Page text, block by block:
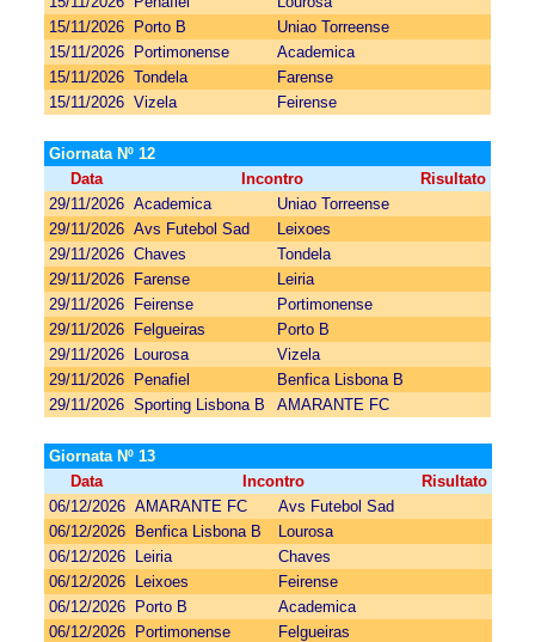
15/11/2026 Porto B
Uniao Torreense
15/11/2026 Portimonense
Academica
15/11/2026 Tondela
Farense
15/11/2026 Vizela Feirense
Giornata Nº 12
Data
Incontro
Risultato
29/11/2026 Academica
Uniao Torreense
29/11/2026 Avs Futebol Sad
Leixoes
29/11/2026 Chaves
Tondela
29/11/2026 Farense
Leiria
29/11/2026 Feirense
Portimonense
29/11/2026 Felgueiras
Porto B
29/11/2026 Lourosa
Vizela
29/11/2026 Penafiel
Benfica Lisbona B
29/11/2026 Sporting Lisbona B AMARANTE FC
Giornata Nº 13
Data
Incontro
Risultato
06/12/2026 AMARANTE FC
Avs Futebol Sad
06/12/2026
Benfica Lisbona B
Lourosa
06/12/2026
Leiria
Chaves
06/12/2026
Leixoes
Feirense
06/12/2026
Porto B
Academica
06/12/2026
Portimonense
Felgueiras